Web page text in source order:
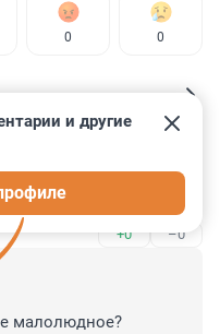
0 0
+0 –0
и другие
малолюдное?